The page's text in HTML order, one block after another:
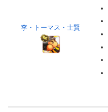
李・トーマス・士賢